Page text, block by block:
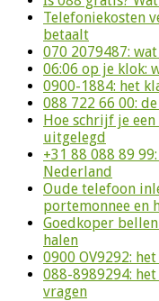
Telefoniekosten
betaalt
070 2079487:
06:06 op je klok:
0900-1884: het
088 722 66 00:
Hoe schrijf je
uitgelegd
+31 88 088 89
Nederland
Oude telefoon
portemonnee en
Goedkoper
halen
0900 OV9292:
088-8989294:
vragen